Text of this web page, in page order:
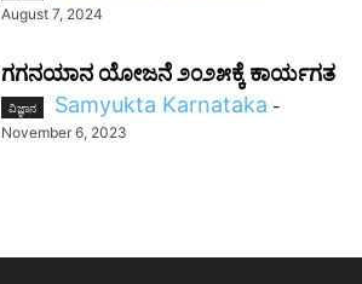
August 7, 2024
ಗಗನಯಾನ ಯೋಜನೆ ೨೦೨೫ಕ್ಕೆ ಕಾರ್ಯಗತ
ವಿಜ್ಞಾನ Samyukta Karnataka -
November 6, 2023